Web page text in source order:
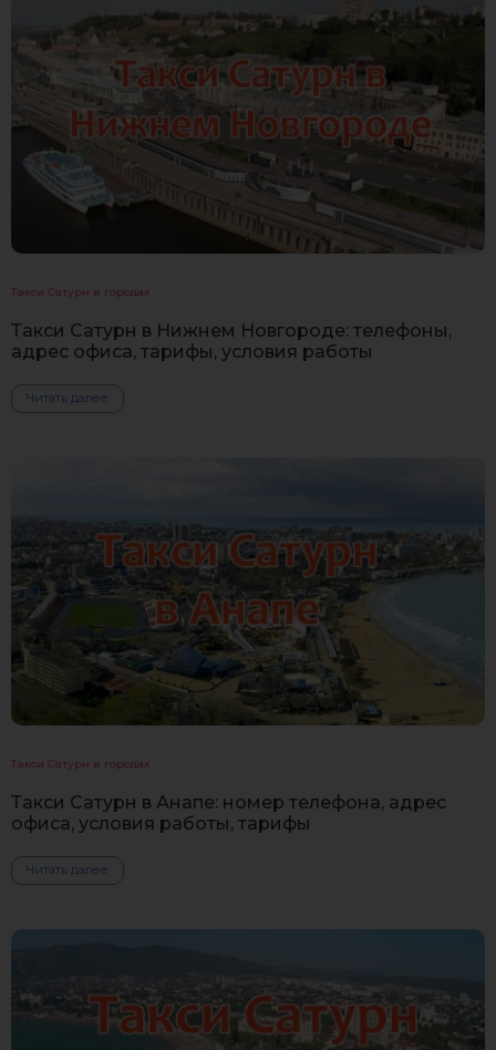
Такси Сатурн в городах
Такси Сатурн в Нижнем Новгороде: телефоны,
адрес офиса, тарифы, условия работы
Читать далее
Такси Сатурн в городах
Такси Сатурн в Анапе: номер телефона, адрес
офиса, условия работы, тарифы
Читать далее